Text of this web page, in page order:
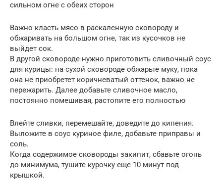
сильном огне с обеих сторон
Важно класть мясо в раскаленную сковороду и
обжаривать на большом огне, так из кусочков не
выйдет сок.
В другой сковороде нужно приготовить сливочный соус
для курицы: на сухой сковороде обжарьте муку, пока
она не приобретет коричневатый оттенок, важно не
пережарить. Далее добавьте сливочное масло,
постоянно помешивая, растопите его полностью
Влейте сливки, перемешайте, доведите до кипения.
Выложите в соус куриное филе, добавьте приправы и
соль.
Когда содержимое сковороды закипит, сбавьте огонь
до минимума, тушите курочку еще 10 минут под
крышкой.